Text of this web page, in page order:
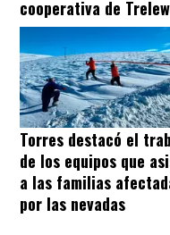
cooperativa de Trelew
Torres destacó el
de los equipos que
a las familias
por las nevadas